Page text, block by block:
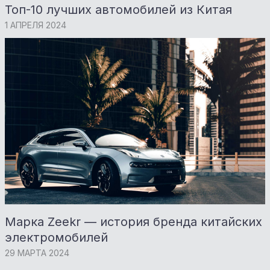
Топ-10 лучших автомобилей из Китая
1 АПРЕЛЯ 2024
Марка Zeekr — история бренда китайских
электромобилей
29 МАРТА 2024